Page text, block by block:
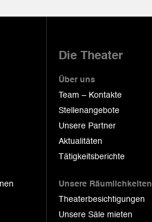
Die Theater
Über uns
Team – Kontakte
Stellenangebote
Unsere Partner
Aktualitäten
Tätigkeitsberichte
Unsere Räumlichkeiten
Theaterbesichtigungen
Unsere Säle mieten